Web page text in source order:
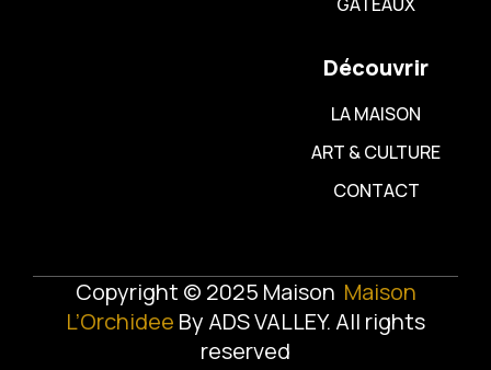
Découvrir
LA MAISON
ART & CULTURE
CONTACT
Copyright © 2025 Maison Maison
L’Orchidee By ADS VALLEY. All rights
reserved